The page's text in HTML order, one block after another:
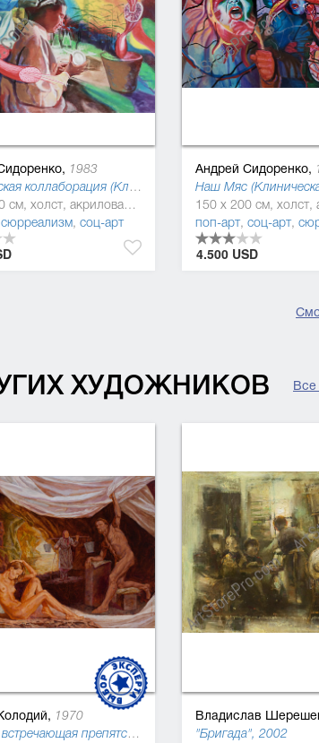
1983
Органиеская коллаборация (Клиническая картина), 2016
170 x 170 см, холст, акриловая краска
сюрреализм, соц-арт
Андрей Сидоренко,
поп-арт, соц-арт,
4.500 USD
ХУДОЖНИКОВ
1970
"Любовь встречающая препятствия", 2012
Владислав
"Бригада", 2002